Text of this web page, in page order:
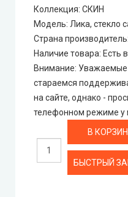
Portalino Doors
Rezult
CITY (Сити крашенные
Free Style doors (Фри
Контур
Danapris Doors
Коллекция: СКИН
Модель: Лика, стекло
Страна производитель
Наличие товара: Есть
Внимание: Уважаемые
стараемся
на сайте, однако -
телефонном режиме у
БЫСТРЫЙ